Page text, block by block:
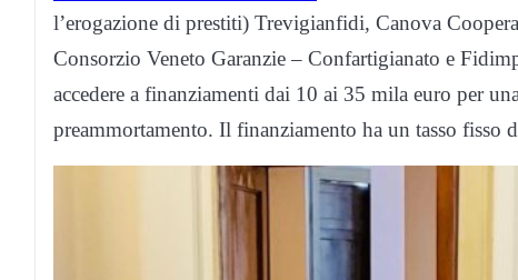
l’erogazione di prestiti) Trevigianfidi, Canova
Consorzio Veneto Garanzie – Confartigianato e
accedere a finanziamenti dai 10 ai 35 mila euro per
preammortamento. Il finanziamento ha un tasso